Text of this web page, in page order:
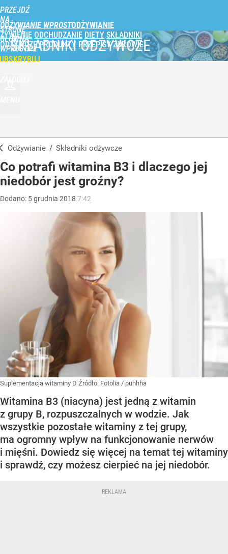
PRZEJDŹ
NA
STRONĘ
GŁÓWNĄ
WPROST.PL
ODŻYWIANIE WPROST
ŻYWIENIE ODCHUDZANIE DIETY SKŁADNIKI
ODŻYWCZE PRODUKTY PRZEPISY ZDROWIE
SKŁADNIKI ODŻYWCZE
Odżywianie / Składniki odżywcze
Co potrafi witamina B3 i dlaczego jej
niedobór jest groźny?
Dodano: 5grudnia 2018 7:42
Suplementacja witaminy D Źródło: Fotolia / puhhha
Witamina B3 (niacyna) jest jedną z witamin
z grupy B, rozpuszczalnych w wodzie. Jak
wszystkie pozostałe witaminy z tej grupy,
ma ogromny wpływ na funkcjonowanie nerwów
i mięśni. Dowiedz się więcej na temat tej witaminy
i sprawdź, czy możesz cierpieć na jej niedobór.